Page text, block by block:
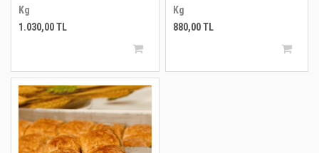
Kg
1.030,00 TL
Kg
880,00 TL